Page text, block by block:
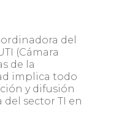
del
(Cámara
de la
implica todo
y difusión
sector TI en